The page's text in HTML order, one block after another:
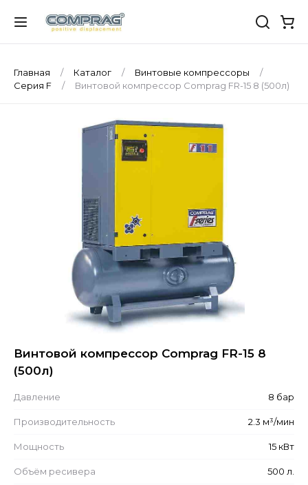
Главная Каталог
Винтовые компрессоры
Серия F
Винтовой компрессор Comprag FR-15 8 (500л)
Винтовой компрессор Comprag FR-15 8
(500л)
Давление 8 бар
Производительность 2.3 м³/мин
Мощность 15 кВт
Объём ресивера 500 л.